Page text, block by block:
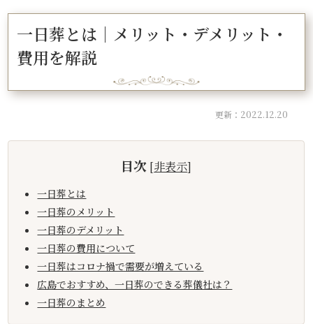
一日葬とは｜メリット・デメリット・
費用を解説
更新：2022.12.20
目次 [非表示]
一日葬とは
一日葬のメリット
一日葬のデメリット
一日葬の費用について
一日葬はコロナ禍で需要が増えている
広島でおすすめ、一日葬のできる葬儀社は？
一日葬のまとめ